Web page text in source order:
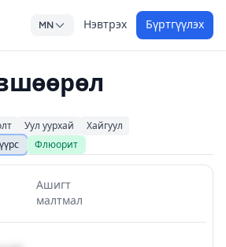
MN Нэвтрэх Бүртгүүлэх
Уул уурхай
Хайгуул
Флюорит
Ашигт
малтмал